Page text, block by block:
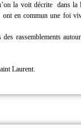
la voit décritedans la
ont en commun une foi
rassemblements
Laurent.